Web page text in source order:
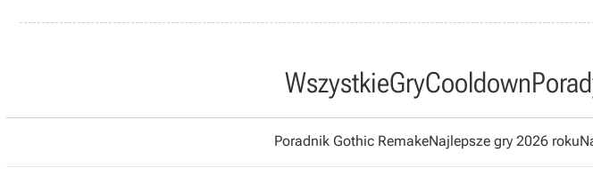
WszystkieGryCooldown
Poradnik Gothic RemakeNajlepsze gry 2026 roku